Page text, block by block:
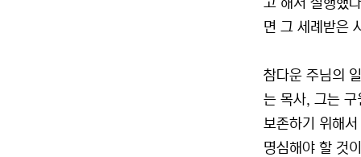
고 해서 실행했
면 그 세례받은
참다운 주님의
는 목사, 그는 구
보존하기 위해
명심해야 할 것